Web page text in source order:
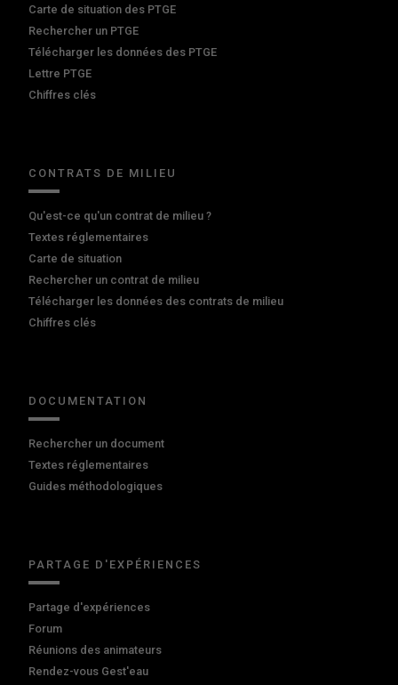
Carte de situation des PTGE
Rechercher un PTGE
Télécharger les données des PTGE
Lettre PTGE
Chiffres clés
CONTRATS DE MILIEU
Qu'est-ce qu'un contrat de milieu ?
Textes réglementaires
Carte de situation
Rechercher un contrat de milieu
Télécharger les données des contrats de milieu
Chiffres clés
DOCUMENTATION
Rechercher un document
Textes réglementaires
Guides méthodologiques
PARTAGE D'EXPÉRIENCES
Partage d'expériences
Forum
Réunions des animateurs
Rendez-vous Gest'eau